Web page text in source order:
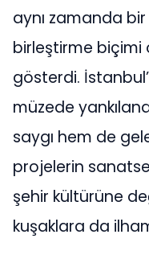
aynı zamanda
birleştirme biçimi
gösterdi.
müzede
saygı hem de
projelerin
şehir kültürüne
kuşaklara da